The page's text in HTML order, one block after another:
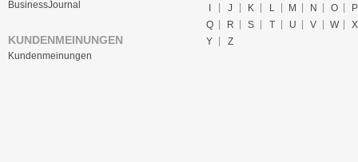
BusinessJournal
KUNDENMEINUNGEN
Kundenmeinungen
J K L M N O
P
Q
R S T U V W
X
Y
Z